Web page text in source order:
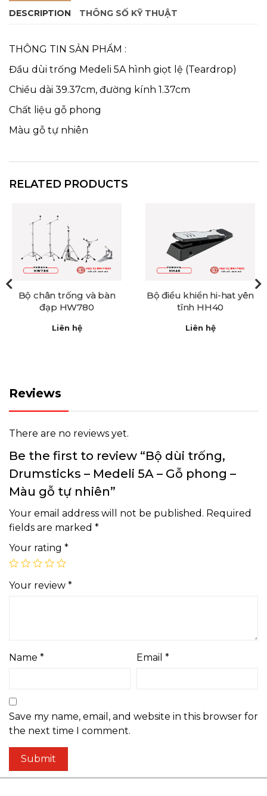
DESCRIPTION THÔNG SỐ KỸ THUẬT
THÔNG TIN SẢN PHẨM :
Đầu dùi trống Medeli 5A hình giọt lệ (Teardrop)
Chiều dài 39.37cm, đường kính 1.37cm
Chất liệu gỗ phong
Màu gỗ tự nhiên
RELATED PRODUCTS
Bộ chân trống và bàn
đạp HW780
Liên hệ
Bộ điều khiển hi-hat yên
tĩnh HH40
Liên hệ
Reviews
There are no reviews yet.
Be the first to review “Bộ dùi trống,
Drumsticks – Medeli 5A – Gỗ phong –
Màu gỗ tự nhiên”
Your email address will not be published. Required
fields are marked *
Your rating *
Your review *
Name * Email *
Save my name, email, and website in this browser for
the next time I comment.